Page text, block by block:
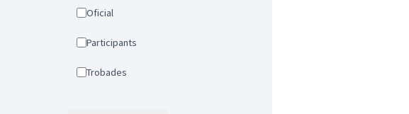
Oficial
Participants
Trobades